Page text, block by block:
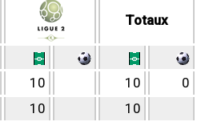
Totaux
10 10
0
10 10